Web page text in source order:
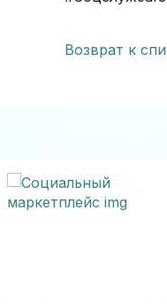
Возврат к